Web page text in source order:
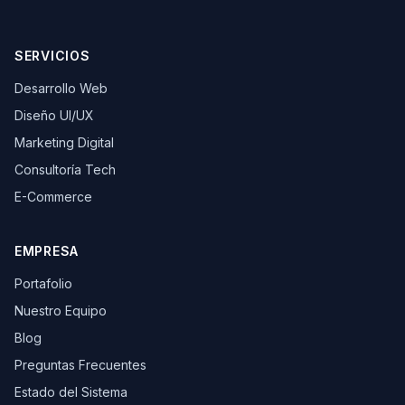
SERVICIOS
Desarrollo Web
Diseño UI/UX
Marketing Digital
Consultoría Tech
E-Commerce
EMPRESA
Portafolio
Nuestro Equipo
Blog
Preguntas Frecuentes
Estado del Sistema